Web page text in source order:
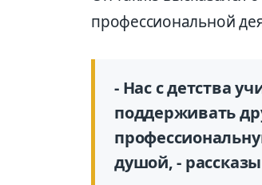
профессиональной
- Нас с детства
поддерживать
душой, -